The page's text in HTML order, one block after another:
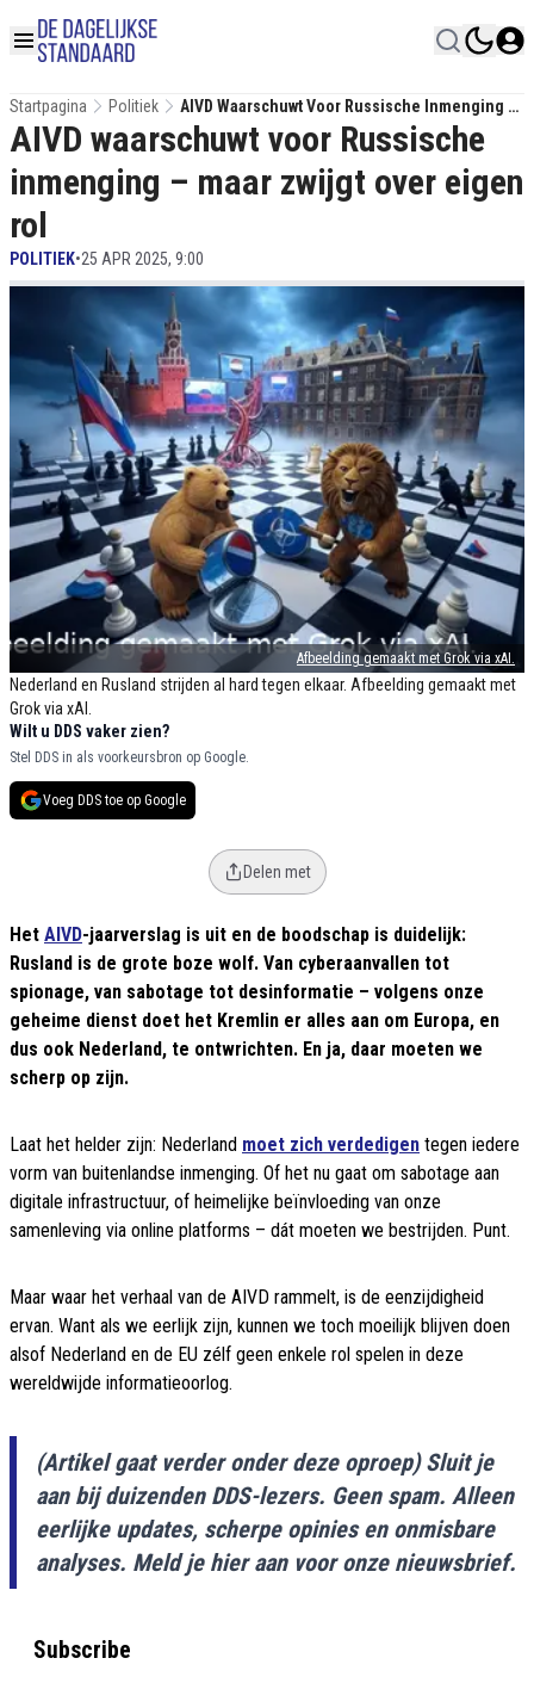
Startpagina Politiek
AIVD Waarschuwt Voor Russische Inmenging –
Maar Zwijgt Over Eigen Rol
Afbeelding gemaakt met Grok via xAI.
Nederland en Rusland strijden al hard tegen elkaar. Afbeelding gemaakt met
Grok via xAI.
AIVD waarschuwt voor Russische
inmenging – maar zwijgt over eigen
rol
POLITIEK•25 APR 2025, 9:00
Wilt u DDS vaker zien?
Stel DDS in als voorkeursbron op Google.
Voeg DDS toe op Google
Delen met
Het AIVD-jaarverslag is uit en de boodschap is duidelijk:
Rusland is de grote boze wolf. Van cyberaanvallen tot
spionage, van sabotage tot desinformatie – volgens onze
geheime dienst doet het Kremlin er alles aan om Europa, en
dus ook Nederland, te ontwrichten. En ja, daar moeten we
scherp op zijn.
Laat het helder zijn: Nederland moet zich verdedigen tegen iedere
vorm van buitenlandse inmenging. Of het nu gaat om sabotage aan
digitale infrastructuur, of heimelijke beïnvloeding van onze
samenleving via online platforms – dát moeten we bestrijden. Punt.
Maar waar het verhaal van de AIVD rammelt, is de eenzijdigheid
ervan. Want als we eerlijk zijn, kunnen we toch moeilijk blijven doen
alsof Nederland en de EU zélf geen enkele rol spelen in deze
wereldwijde informatieoorlog.
(Artikel gaat verder onder deze oproep) Sluit je
aan bij duizenden DDS-lezers. Geen spam. Alleen
eerlijke updates, scherpe opinies en onmisbare
analyses. Meld je hier aan voor onze nieuwsbrief.
Subscribe